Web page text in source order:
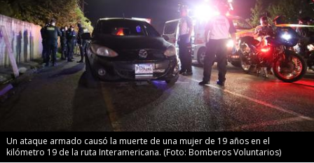
Un ataque armado causó la muerte de una mujer de 19 años en el
kilómetro 19 de la ruta Interamericana. (Foto: Bomberos Voluntarios)